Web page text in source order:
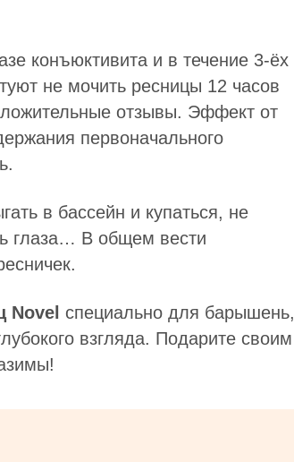
конъюктивита и в течение 3-ёх
не мочить ресницы 12 часов
отзывы. Эффект от
первоначального
в бассейн и купаться, не
глаза… В общем вести
Novel специально для барышень,
взгляда. Подарите своим